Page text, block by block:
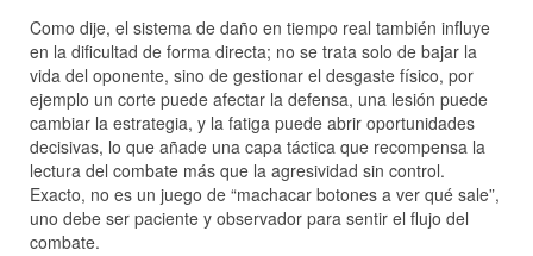
Como dije, el sistema de daño en tiempo real también influye
en la dificultad de forma directa; no se trata solo de bajar la
vida del oponente, sino de gestionar el desgaste físico, por
ejemplo un corte puede afectar la defensa, una lesión puede
cambiar la estrategia, y la fatiga puede abrir oportunidades
decisivas, lo que añade una capa táctica que recompensa la
lectura del combate más que la agresividad sin control.
Exacto, no es un juego de “machacar botones a ver qué sale”,
uno debe ser paciente y observador para sentir el flujo del
combate.